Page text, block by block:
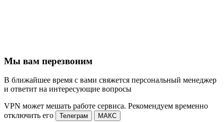
Мы вам перезвоним
В ближайшее время с вами свяжется персональный менеджер
и ответит на интересующие вопросы
VPN может мешать работе сервиса. Рекомендуем временно
отключить его
Телеграм МАКС